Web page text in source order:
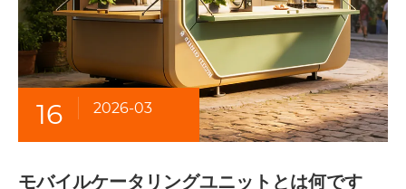
16 2026-03
モバイルケータリングユニットとは何です